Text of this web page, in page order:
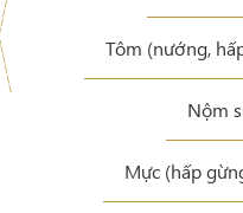
Tôm (nướng,
Nộm
Mực (hấp